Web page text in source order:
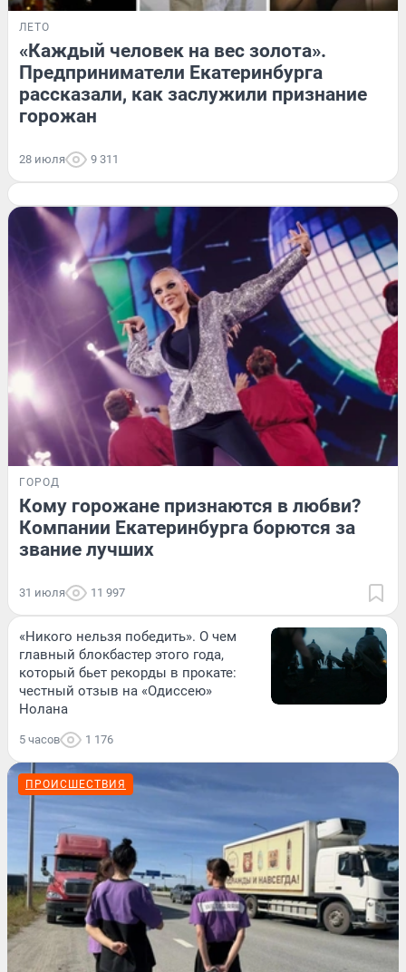
ЛЕТО
«Каждый человек на вес золота».
Предприниматели Екатеринбурга
рассказали, как заслужили признание
горожан
28 июля 9 311
ГОРОД
Кому горожане признаются в любви?
Компании Екатеринбурга борются за
звание лучших
31 июля 11 997
«Никого нельзя победить». О чем
главный блокбастер этого года,
который бьет рекорды в прокате:
честный отзыв на «Одиссею»
Нолана
5 часов 1 176
ПРОИСШЕСТВИЯ